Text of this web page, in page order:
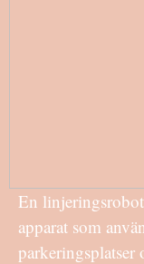
En
apparat som
parkeringsplatser